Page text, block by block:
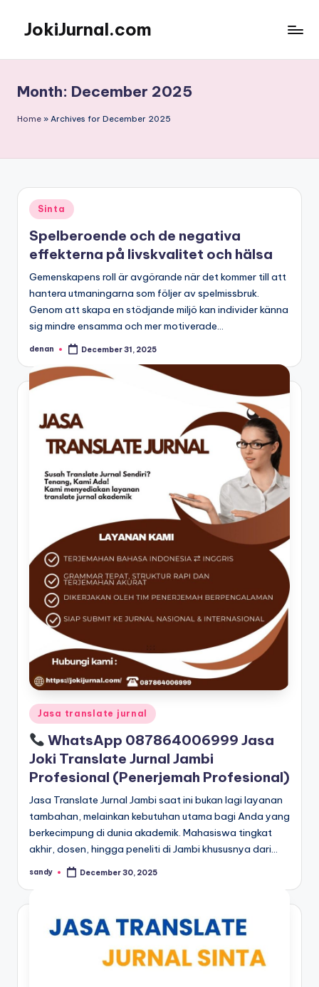
content
JokiJurnal.com
dan
Publikasi
Jurnal
Month: December 2025
Home » Archives for December 2025
Posted
in
Sinta
Spelberoende och de negativa
effekterna på livskvalitet och hälsa
Gemenskapens roll är avgörande när det kommer till att
hantera utmaningarna som följer av spelmissbruk.
Genom att skapa en stödjande miljö kan individer känna
sig mindre ensamma och mer motiverade…
Posted
denan December 31, 2025
Posted
in
Jasa translate jurnal
WhatsApp 087864006999 Jasa
Joki Translate Jurnal Jambi
Profesional (Penerjemah Profesional)
Jasa Translate Jurnal Jambi saat ini bukan lagi layanan
tambahan, melainkan kebutuhan utama bagi Anda yang
berkecimpung di dunia akademik. Mahasiswa tingkat
akhir, dosen, hingga peneliti di Jambi khususnya dari…
Posted
sandy December 30, 2025